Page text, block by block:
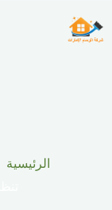
إلى
المحتوى
الرئيسية